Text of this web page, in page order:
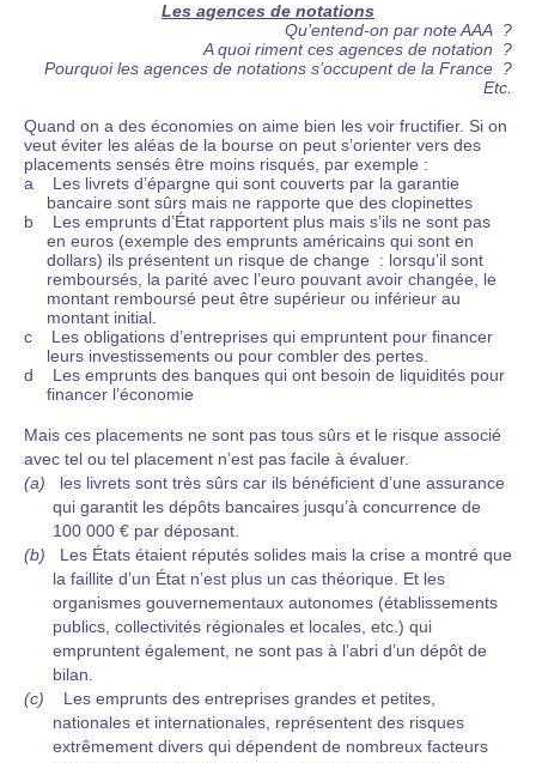
Les agences de notations
Qu’entend-on par note AAA ?
A quoi riment ces agences de notation ?
Pourquoi les agences de notations s’occupent de la France ?
Etc.
Quand on a des économies on aime bien les voir fructifier. Si on
veut éviter les aléas de la bourse on peut s’orienter vers des
placements sensés être moins risqués, par exemple :
a Les livrets d’épargne qui sont couverts par la garantie
bancaire sont sûrs mais ne rapporte que des clopinettes
b Les emprunts d’État rapportent plus mais s’ils ne sont pas
en euros (exemple des emprunts américains qui sont en
dollars) ils présentent un risque de change : lorsqu’il sont
remboursés, la parité avec l’euro pouvant avoir changée, le
montant remboursé peut être supérieur ou inférieur au
montant initial.
c Les obligations d’entreprises qui empruntent pour financer
leurs investissements ou pour combler des pertes.
d Les emprunts des banques qui ont besoin de liquidités pour
financer l’économie
Mais ces placements ne sont pas tous sûrs et le risque associé
avec tel ou tel placement n’est pas facile à évaluer.
(a) les livrets sont très sûrs car ils bénéficient d’une assurance
qui garantit les dépôts bancaires jusqu’à concurrence de
100 000 € par déposant.
(b) Les États étaient réputés solides mais la crise a montré que
la faillite d’un État n’est plus un cas théorique. Et les
organismes gouvernementaux autonomes (établissements
publics, collectivités régionales et locales, etc.) qui
empruntent également, ne sont pas à l’abri d’un dépôt de
bilan.
(c) Les emprunts des entreprises grandes et petites,
nationales et internationales, représentent des risques
extrêmement divers qui dépendent de nombreux facteurs